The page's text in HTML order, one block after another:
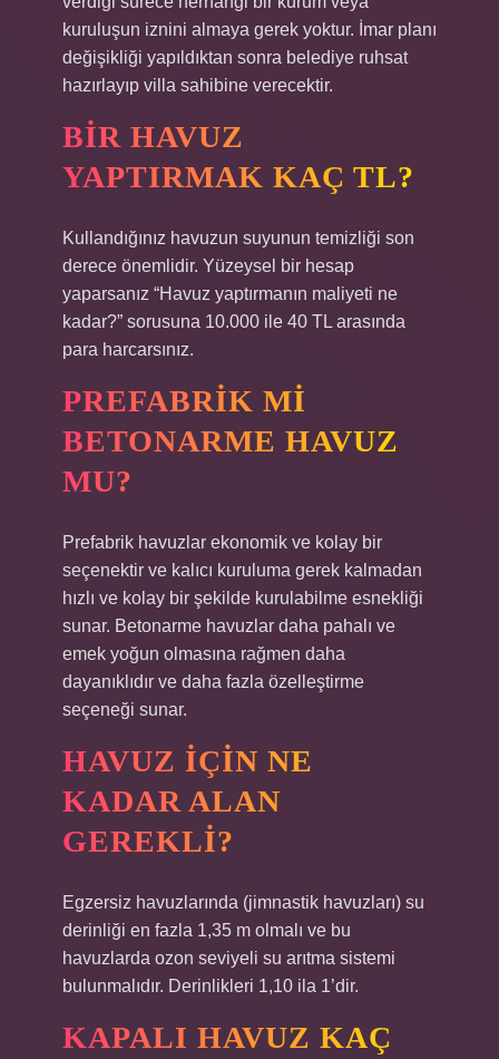
kuruluşun iznini almaya gerek yoktur. İmar planı
değişikliği yapıldıktan sonra belediye ruhsat
hazırlayıp villa sahibine verecektir.
BIR HAVUZ
YAPTIRMAK KAÇ TL?
Kullandığınız havuzun suyunun temizliği son
derece önemlidir. Yüzeysel bir hesap
yaparsanız “Havuz yaptırmanın maliyeti ne
kadar?” sorusuna 10.000 ile 40 TL arasında
para harcarsınız.
PREFABRIK MI
BETONARME HAVUZ
MU?
Prefabrik havuzlar ekonomik ve kolay bir
seçenektir ve kalıcı kuruluma gerek kalmadan
hızlı ve kolay bir şekilde kurulabilme esnekliği
sunar. Betonarme havuzlar daha pahalı ve
emek yoğun olmasına rağmen daha
dayanıklıdır ve daha fazla özelleştirme
seçeneği sunar.
HAVUZ IÇIN NE
KADAR ALAN
GEREKLI?
Egzersiz havuzlarında (jimnastik havuzları) su
derinliği en fazla 1,35 m olmalı ve bu
havuzlarda ozon seviyeli su arıtma sistemi
bulunmalıdır. Derinlikleri 1,10 ila 1’dir.
KAPALI HAVUZ KAÇ